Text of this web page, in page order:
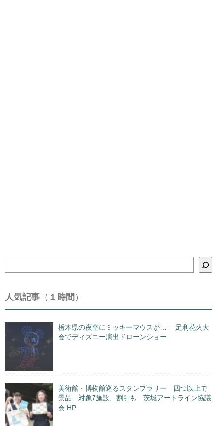
索
人気記事（１時間）
栃木県の夜空にミッキーマウスが…！ 足利花火大
会でディズニー演出ドローンショー
美術館・博物館巡るスタンプラリー 四つ以上で
景品 対象7施設、割引も 茨城アートライン協議
会 HP